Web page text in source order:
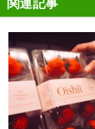
関連記事